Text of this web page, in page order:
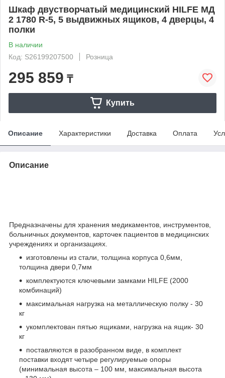
Шкаф двустворчатый медицинский HILFE MД
2 1780 R-5, 5 выдвижных ящиков, 4 дверцы, 4
полки
В наличии
Код: S26199207500
Розница
295 859 ₸
Купить
Описание Характеристики Доставка Оплата
Описание
Предназначены для хранения медикаментов, инструментов,
больничных документов, карточек пациентов в медицинских
учреждениях и организациях.
изготовлены из стали, толщина корпуса 0,6мм,
толщина двери 0,7мм
комплектуются ключевыми замками HILFE (2000
комбинаций)
максимальная нагрузка на металлическую полку - 30
кг
укомплектован пятью ящиками, нагрузка на ящик- 30
кг
поставляются в разобранном виде, в комплект
поставки входят четыре регулируемые опоры
(минимальная высота – 100 мм, максимальная высота